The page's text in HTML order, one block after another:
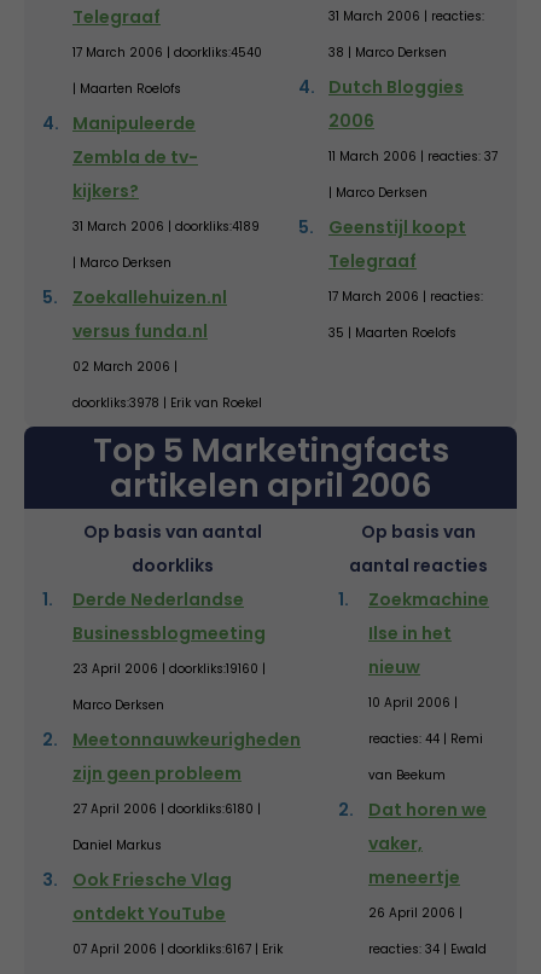
Telegraaf
17 March 2006 | doorkliks:4540
| Maarten Roelofs
Manipuleerde
Zembla de tv-
kijkers?
31 March 2006 | doorkliks:4189
| Marco Derksen
Zoekallehuizen.nl
versus funda.nl
02 March 2006 |
doorkliks:3978 | Erik van Roekel
31 March 2006 | reacties:
38 | Marco Derksen
Dutch Bloggies
2006
11 March 2006 | reacties: 37
| Marco Derksen
Geenstijl koopt
Telegraaf
17 March 2006 | reacties:
35 | Maarten Roelofs
Top 5 Marketingfacts
artikelen april 2006
Op basis van aantal
doorkliks
Derde Nederlandse
Businessblogmeeting
23 April 2006 | doorkliks:19160 |
Marco Derksen
Meetonnauwkeurigheden
zijn geen probleem
27 April 2006 | doorkliks:6180 |
Daniel Markus
Ook Friesche Vlag
ontdekt YouTube
07 April 2006 | doorkliks:6167 | Erik
Op basis van
aantal reacties
Zoekmachine
Ilse in het
nieuw
10 April 2006 |
reacties: 44 | Remi
van Beekum
Dat horen we
vaker,
meneertje
26 April 2006 |
reacties: 34 | Ewald